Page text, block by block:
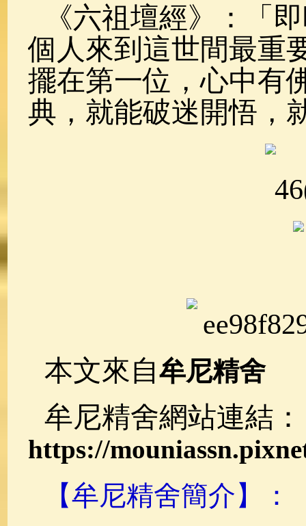
《六祖壇經》：「
個人來到這世間最重
擺在第一位，心中有
典，就能破迷開悟，
本文來自牟尼精舍
牟尼精舍網站連結：
https://
【牟尼精舍簡介】：